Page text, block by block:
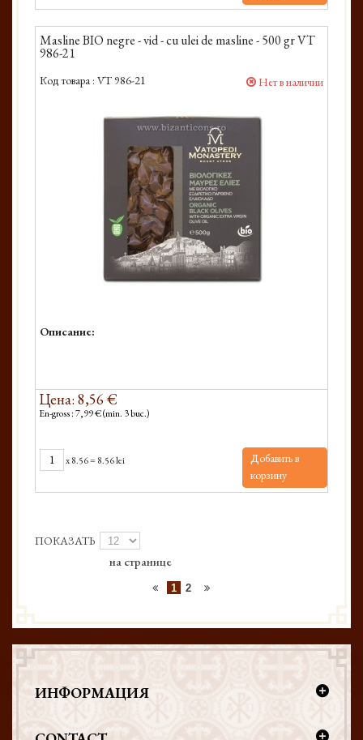
Masline BIO negre - vid - cu ulei de masline - 500 gr VT
986-21
Код товара : VT 986-21 Нет в наличии
Описание:
Цена: 8,56 €
En-gross : 7,99 € (min. 3 buc.)
x8.56= 8.56 lei
Добавить в
корзину
ПОКАЗАТЬ
на странице
1 2
ИНФОРМАЦИЯ